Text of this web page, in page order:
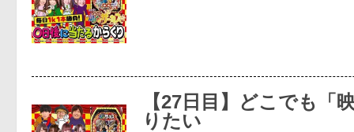
【27日目】どこでも「
りたい